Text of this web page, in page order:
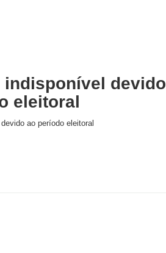
indisponível devido
eleitoral
ao período eleitoral